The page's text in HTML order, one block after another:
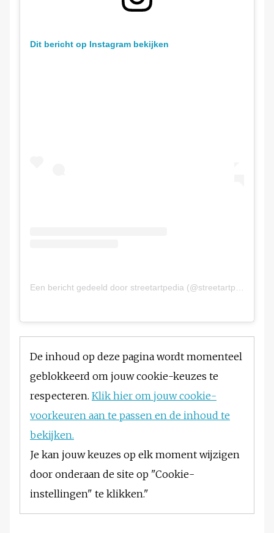
Dit bericht op Instagram bekijken
De inhoud op deze pagina wordt momenteel
geblokkeerd om jouw cookie-keuzes te
respecteren. Klik hier om jouw cookie-
voorkeuren aan te passen en de inhoud te
bekijken.
Je kan jouw keuzes op elk moment wijzigen
door onderaan de site op "Cookie-
instellingen" te klikken."